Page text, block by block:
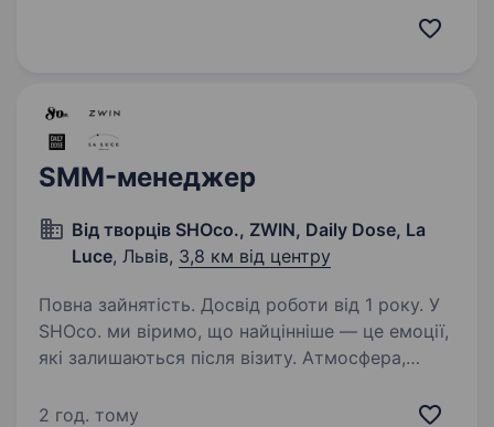
та впливати на кількість звернень за якими
SMM-менеджер
Від творців SHOco., ZWIN, Daily Dose, La
Luce, Львів, 3,8 км від центру
Повна зайнятість. Досвід роботи від 1 року. У
SHOco. ми віримо, що найцінніше — це емоції,
які залишаються після візиту. Атмосфера,
історію бренду, яку хочеться розповідати.
2 год. тому